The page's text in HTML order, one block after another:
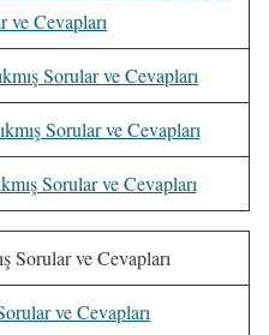
ve Cevapları
Sorular ve Cevapları
Sorular ve Cevapları
Sorular ve Cevapları
Sorular ve Cevapları
ve Cevapları